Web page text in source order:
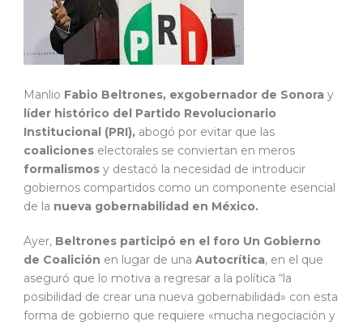
Manlio Fabio Beltrones, exgobernador de Sonora y
líder histórico del Partido Revolucionario
Institucional (PRI), abogó por evitar que las
coaliciones electorales se conviertan en meros
formalismos y destacó la necesidad de introducir
gobiernos compartidos como un componente esencial
de la nueva gobernabilidad en México.
Ayer, Beltrones participó en el foro Un Gobierno
de Coalición en lugar de una Autocrítica, en el que
aseguró que lo motiva a regresar a la política “la
posibilidad de crear una nueva gobernabilidad» con esta
forma de gobierno que requiere «mucha negociación y